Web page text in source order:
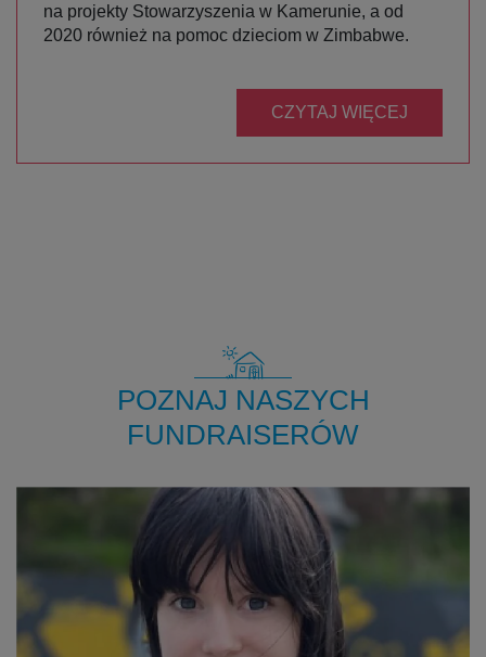
na projekty Stowarzyszenia w Kamerunie, a od
2020 również na pomoc dzieciom w Zimbabwe.
CZYTAJ WIĘCEJ
POZNAJ NASZYCH
FUNDRAISERÓW